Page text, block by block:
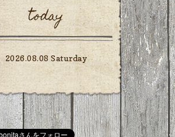
today
2026.08.08 Saturday